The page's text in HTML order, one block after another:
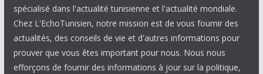
spécialisé dans l'actualité tunisienne et l'actualité mondiale.
Chez L'EchoTunisien, notre mission est de vous fournir des
actualités, des conseils de vie et d'autres informations pour
prouver que vous êtes important pour nous. Nous nous
efforçons de fournir des informations à jour sur la politique,